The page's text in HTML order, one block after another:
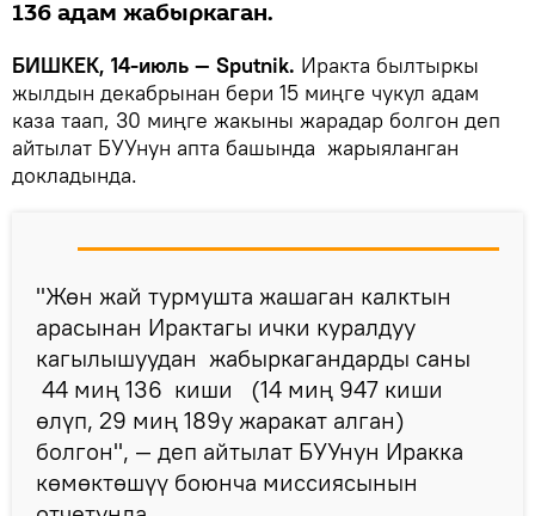
136 адам жабыркаган.
БИШКЕК, 14-июль — Sputnik. Иракта былтыркы
жылдын декабрынан бери 15 миңге чукул адам
каза таап, 30 миңге жакыны жарадар болгон деп
айтылат БУУнун апта башында жарыяланган
докладында.
"Жөн жай турмушта жашаган калктын
арасынан Ирактагы ички куралдуу
кагылышуудан жабыркагандарды саны
44 миң 136 киши (14 миң 947 киши
өлүп, 29 миң 189у жаракат алган)
болгон", — деп айтылат БУУнун Иракка
көмөктөшүү боюнча миссиясынын